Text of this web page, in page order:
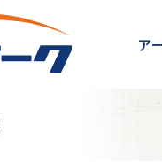
ア